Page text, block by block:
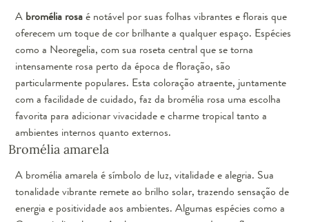
A bromélia rosaé notável por suas folhas vibrantes e florais que
oferecem um toque de cor brilhante a qualquer espaço. Espécies
como a Neoregelia, com sua roseta central que se torna
intensamente rosa perto da época de floração, são
particularmente populares. Esta coloração atraente, juntamente
com a facilidade de cuidado, faz da bromélia rosa uma escolha
favorita para adicionar vivacidade e charme tropical tanto a
ambientes internos quanto externos.
Bromélia amarela
A bromélia amarela é símbolo de luz, vitalidade e alegria. Sua
tonalidade vibrante remete ao brilho solar, trazendo sensação de
energia e positividade aos ambientes. Algumas espécies como a